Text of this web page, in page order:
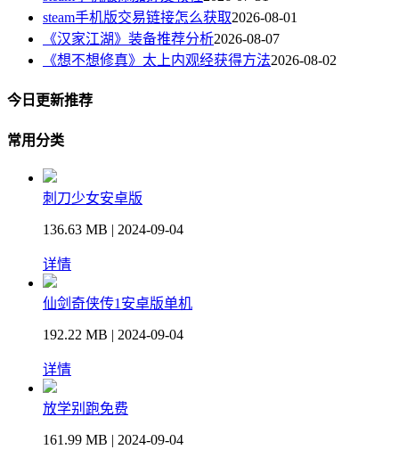
steam手机版交易链接怎么获取2026-08-01
《汉家江湖》装备推荐分析2026-08-07
《想不想修真》太上内观经获得方法2026-08-02
今日更新推荐
常用分类
刺刀少女安卓版
136.63 MB | 2024-09-04
详情
仙剑奇侠传1安卓版单机
192.22 MB | 2024-09-04
详情
放学别跑免费
161.99 MB | 2024-09-04